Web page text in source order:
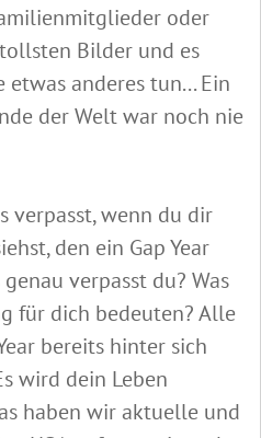
oder
Bilder und es
anderes tun... Ein
der Welt war noch nie
verpasst, wenn du dir
den ein Gap Year
verpasst du? Was
für dich bedeuten? Alle
bereits hinter sich
wird dein Leben
haben wir aktuelle und